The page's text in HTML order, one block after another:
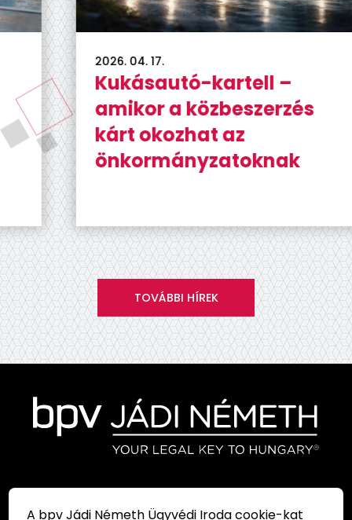
2026. 04. 17.
Kukásautó-kartell –
amikor a közbeszerzés
kárt okozhat az
önkormányzatoknak
TOVÁBBI HÍREK
legyen mindig naprakész az
A bpv Jádi Németh Ügyvédi Iroda cookie-kat